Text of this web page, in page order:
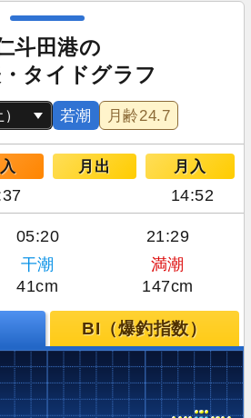
斗田港の
タイドグラフ
若潮 月齢24.7
月出 月入
14:52
05:20 21:29
干潮
満潮
41cm
147cm
BI（爆釣指数）